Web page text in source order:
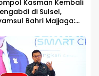
Kasman Kembali
di Sulsel,
Bahri Majjaga:
Memimpin